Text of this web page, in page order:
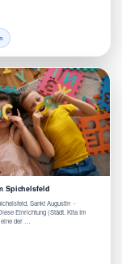
Spichelsfeld
Sankt Augustin -
Einrichtung (Städt. Kita Im
eine der …